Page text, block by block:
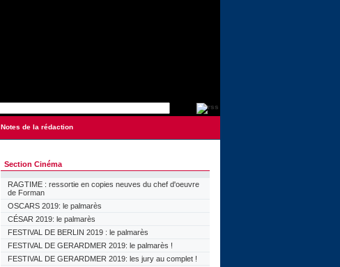
Notes de la rédaction
Section Cinéma
RAGTIME : ressortie en copies neuves du chef d'oeuvre
de Forman
OSCARS 2019: le palmarès
CÉSAR 2019: le palmarès
FESTIVAL DE BERLIN 2019 : le palmarès
FESTIVAL DE GERARDMER 2019: le palmarès !
FESTIVAL DE GERARDMER 2019: les jury au complet !